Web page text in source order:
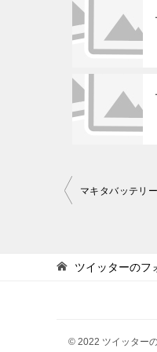
投
ビ
シ
マキタバッテリ
ツイッターのフ
© 2022 ツイッター